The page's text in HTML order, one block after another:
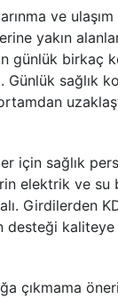
ve
yakın
günlük birkaç
sağlık
için sağlık
elektrik ve
Girdilerden
desteği
çıkmama